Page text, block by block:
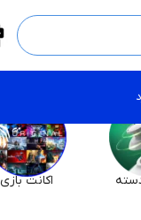
اکانت بازی